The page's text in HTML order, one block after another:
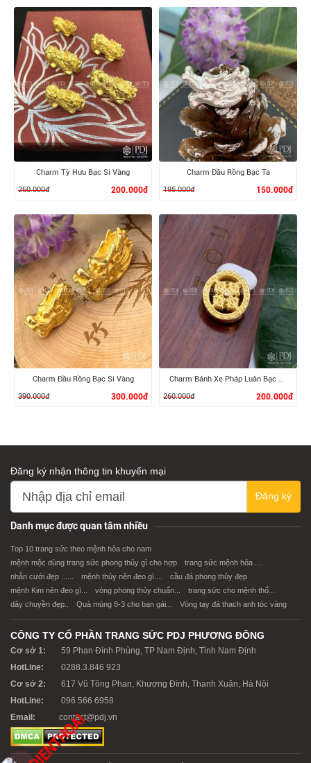
XEM CHI TIẾT XEM CHI TIẾT
XEM CHI TIẾT
Charm Tỳ Hưu Bạc Si Vàng
260.000đ
200.000đ
XEM CHI TIẾT
Charm Đầu Rồng Bạc Ta
195.000đ
150.000đ
XEM CHI TIẾT
Charm Đầu Rồng Bạc Si Vàng
390.000đ
300.000đ
XEM CHI TIẾT
Charm Bánh Xe Pháp Luân Bạc Si Vàng
260.000đ
200.000đ
Đăng ký nhận thông tin khuyến mại
Đăng ký
Danh mục được quan tâm nhiều
Top 10 trang sức theo mệnh hỏa cho nam
mệnh mộc dùng trang sức phong thủy gì cho hợp
trang sức mệnh hỏa ....
nhẫn cưới đẹp ......
mệnh thủy nên đeo gì....
cầu đá phong thủy đẹp
mệnh Kim nên đeo gì...
vòng phong thủy chuẩn...
trang sức cho mệnh thổ...
dây chuyền đẹp..
Quà mùng 8-3 cho bạn gái... Vòng tay đá thạch anh tóc vàng
CÔNG TY CỔ PHẦN TRANG SỨC PDJ PHƯƠNG ĐÔNG
Cơ sở 1:
59 Phan Đình Phùng, TP Nam Định, Tỉnh Nam Định
HotLine:
0288.3.846 923
Cơ sở 2:
617 Vũ Tông Phan, Khương Đình, Thanh Xuân, Hà Nội
HotLine:
096 566 6958
Email:
contact@pdj.vn